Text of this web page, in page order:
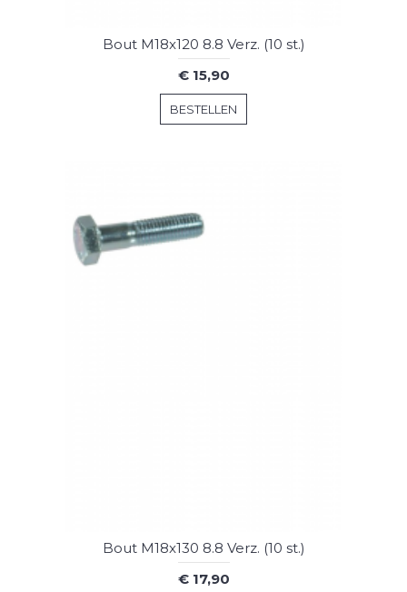
Bout M18x120 8.8 Verz. (10 st.)
€ 15,90
BESTELLEN
Bout M18x130 8.8 Verz. (10 st.)
€ 17,90